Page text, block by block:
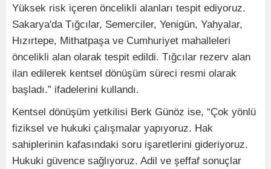
Yüksek risk içeren öncelikli alanları tespit ediyoruz.
Sakarya'da Tığcılar, Semerciler, Yenigün, Yahyalar,
Hızırtepe, Mithatpaşa ve Cumhuriyet mahalleleri
öncelikli alan olarak tespit edildi. Tığcılar rezerv alan
ilan edilerek kentsel dönüşüm süreci resmi olarak
başladı.” ifadelerini kullandı.
Kentsel dönüşüm yetkilisi Berk Günöz ise, “Çok yönlü
fiziksel ve hukuki çalışmalar yapıyoruz. Hak
sahiplerinin kafasındaki soru işaretlerini gideriyoruz.
Hukuki güvence sağlıyoruz. Adil ve şeffaf sonuçlar